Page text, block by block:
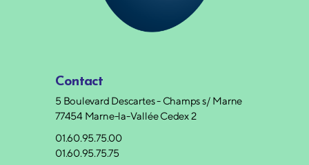
Contact
5 Boulevard Descartes - Champs s/ Marne
77454 Marne-la-Vallée Cedex 2
01.60.95.75.00
01.60.95.75.75